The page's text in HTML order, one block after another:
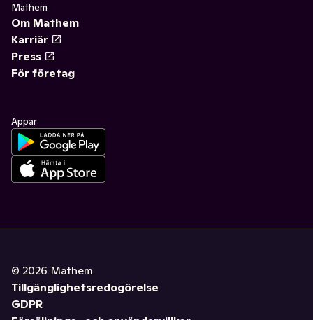
Mathem
Om Mathem
Karriär
Press
För företag
Appar
© 2026 Mathem
Tillgänglighetsredogörelse
GDPR